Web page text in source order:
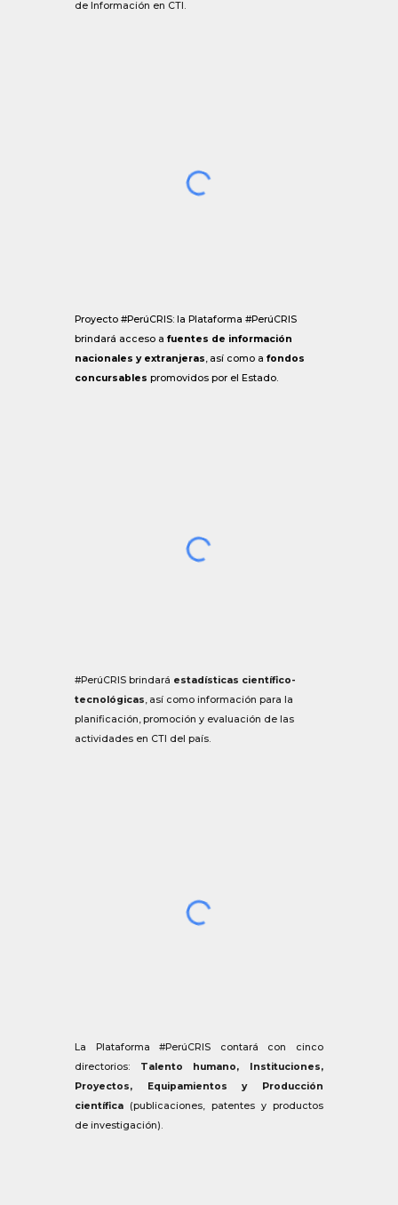
de Información en CTI.
Proyecto#PerúCRIS: la Plataforma#PerúCRIS
brindará acceso afuentes de información
nacionales y extranjeras, así como a fondos
concursablespromovidos por el Estado.
#PerúCRIS brindará estadísticas científico-
tecnológicas, así como información para la
planificación, promoción y evaluación de las
actividades en CTI del país.
La Plataforma #PerúCRIS contará con cinco
directorios: Talento humano, Instituciones,
Proyectos, Equipamientos y Producción
científica (publicaciones, patentes y productos
de investigación).